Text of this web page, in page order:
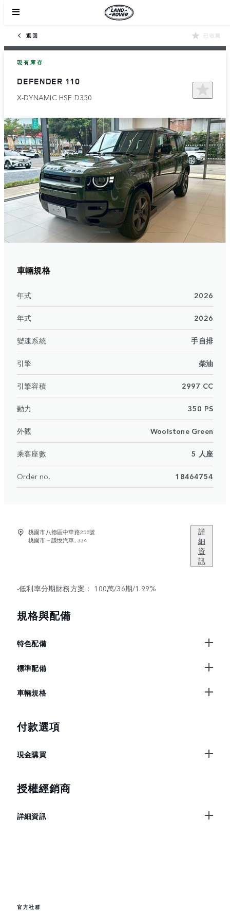
返回 已收藏
現有庫存
DEFENDER 110
X-DYNAMIC HSE D350
車輛規格
年式 2026
年式 2026
變速系統 手自排
引擎 柴油
引擎容積 2997 CC
動力 350 PS
外觀 Woolstone Green
乘客座數 5 人座
Order no. 18464754
桃園市八德區中華路258號
桃園市－謙悅汽車, 334
詳
細
資
訊
-低利率分期財務方案： 100萬/36期/1.99%
規格與配備
特色配備
標準配備
車輛規格
付款選項
現金購買
授權經銷商
詳細資訊
官方社群